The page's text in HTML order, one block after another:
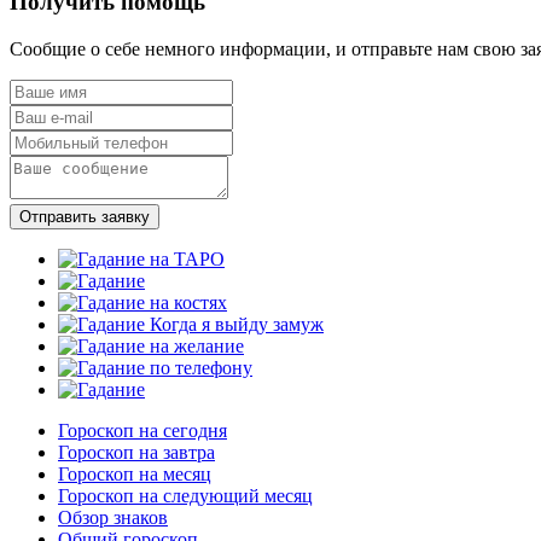
Сообщие о себе немного информации, и отправьте нам свою
Отправить заявку
Гороскоп на сегодня
Гороскоп на завтра
Гороскоп на месяц
Гороскоп на следующий месяц
Обзор знаков